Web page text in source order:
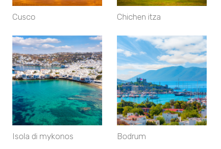
Cusco
Isola di mykonos
Chichen itza
Bodrum